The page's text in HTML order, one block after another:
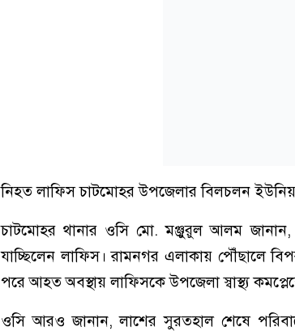
নিহত লাফিস চাটমোহর উপজেলার বিলচলন
চাটমোহর থানার ওসি মো. মঞ্জুরুল আলম জানান,
যাচ্ছিলেন লাফিস। রামনগর এলাকায় পৌঁছালে
পরে আহত অবস্থায় লাফিসকে উপজেলা স্বাস্থ্য
ওসি আরও জানান, লাশের সুরতহাল শেষে